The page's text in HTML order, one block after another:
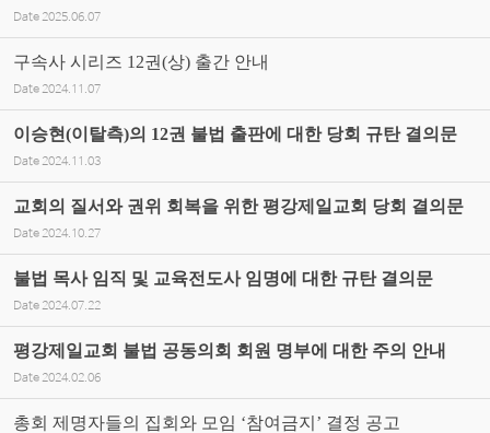
Date 2025.06.07
구속사 시리즈 12권(상) 출간 안내
Date 2024.11.07
이승현(이탈측)의 12권 불법 출판에 대한 당회 규탄 결의문
Date 2024.11.03
교회의 질서와 권위 회복을 위한 평강제일교회 당회 결의문
Date 2024.10.27
불법 목사 임직 및 교육전도사 임명에 대한 규탄 결의문
Date 2024.07.22
평강제일교회 불법 공동의회 회원 명부에 대한 주의 안내
Date 2024.02.06
총회 제명자들의 집회와 모임 ‘참여금지’ 결정 공고